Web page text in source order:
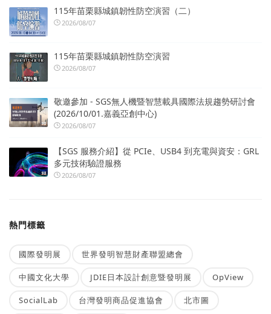
115年苗栗縣城鎮韌性防空演習（二）
2026/08/07
115年苗栗縣城鎮韌性防空演習
2026/08/07
敬邀參加 - SGS無人機暨智慧載具國際法規趨勢研討會
(2026/10/01.嘉義亞創中心)
2026/08/07
【SGS 服務介紹】從 PCIe、USB4 到充電與資安：GRL
多元技術驗證服務
2026/08/07
熱門標籤
國際發明展 世界發明智慧財產聯盟總會
中國文化大學 JDIE日本設計創意暨發明展 OpView
SocialLab 台灣發明商品促進協會 北市圖